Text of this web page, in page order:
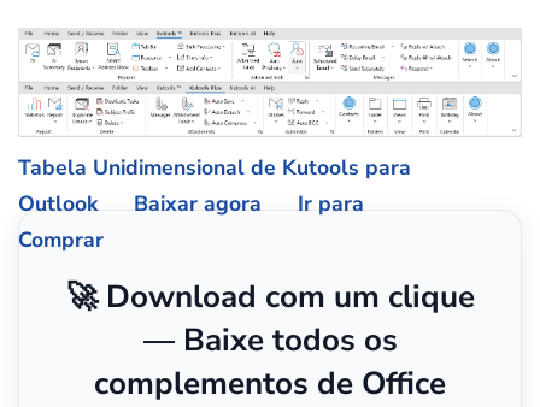
Tabela Unidimensional de Kutools para
Outlook
Baixar agora
Ir para
Comprar
🚀 Download com um clique
— Baixe todos os
complementos de Office